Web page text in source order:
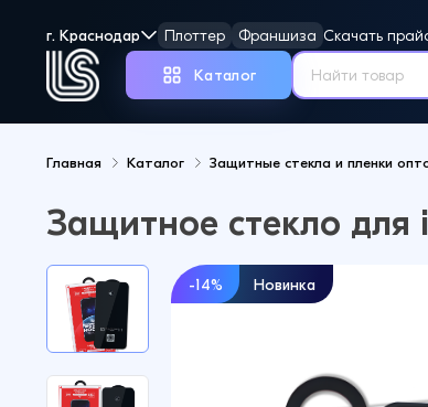
г. Краснодар Франшиза
Плоттер Скачать
Каталог
Главная Каталог Защитные стекла и пленки
Защитное стекло для
-14% Новинка